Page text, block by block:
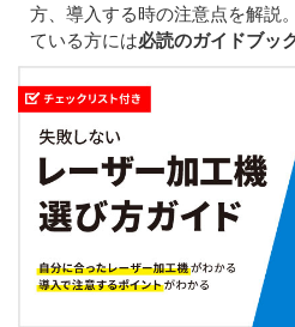
方、導入する時の注意点を解説
ている方には必読のガイドブッ